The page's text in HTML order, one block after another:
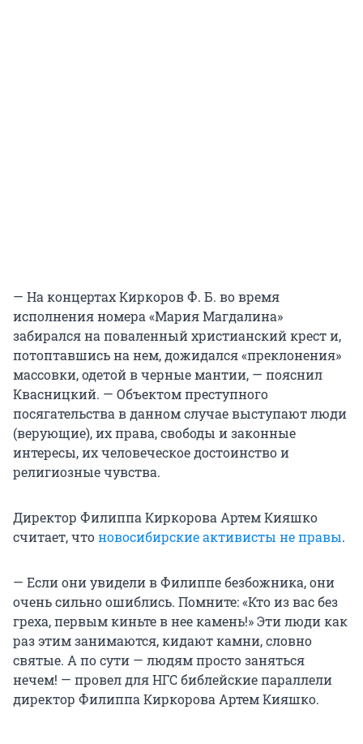
— На концертах Киркоров Ф. Б. во время
исполнения номера «Мария Магдалина»
забирался на поваленный христианский крест и,
потоптавшись на нем, дожидался «преклонения»
массовки, одетой в черные мантии, — пояснил
Квасницкий. — Объектом преступного
посягательства в данном случае выступают люди
(верующие), их права, свободы и законные
интересы, их человеческое достоинство и
религиозные чувства.
Директор Филиппа Киркорова Артем Кияшко
считает, чтоновосибирские активисты не правы.
— Если они увидели в Филиппе безбожника, они
очень сильно ошиблись. Помните: «Кто из вас без
греха, первым киньте в нее камень!» Эти люди как
раз этим занимаются, кидают камни, словно
святые. А по сути — людям просто заняться
нечем! — провел для НГС библейские параллели
директор Филиппа Киркорова Артем Кияшко.